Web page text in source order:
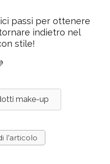
passi per ottenere
indietro nel
stile!
make-up
l’articolo